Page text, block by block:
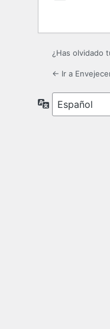
¿Has olvidado
← Ir a
Idioma